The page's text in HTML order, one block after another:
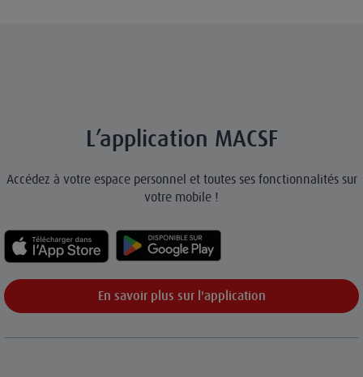
L’application MACSF
Accédez à votre espace personnel et toutes ses fonctionnalités sur
votre mobile !
En savoir plus sur l'application